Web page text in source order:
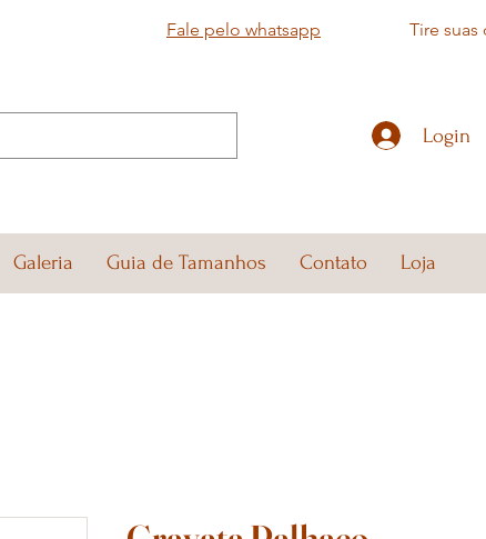
Fale pelo whatsapp
Tire suas
Login
Galeria Guia de Tamanhos Contato Loja